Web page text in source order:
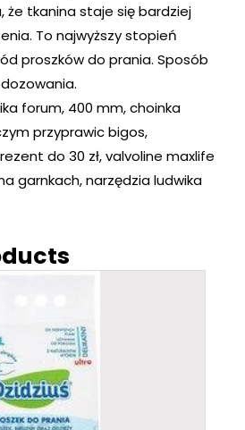
że tkanina staje się bardziej
To najwyższy stopień
proszków do prania. Sposób
forum, 400 mm, choinka
przyprawic bigos,
do 30 zł, valvoline maxlife
garnkach, narzędzia ludwika